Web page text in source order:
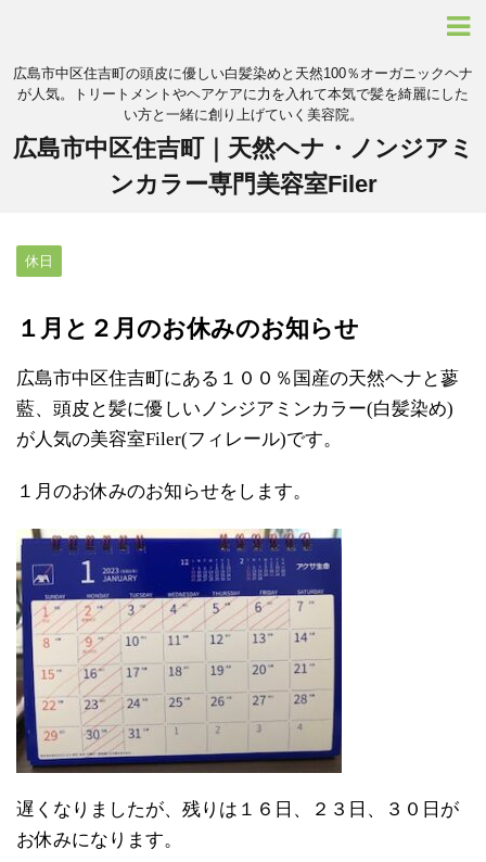
広島市中区住吉町の頭皮に優しい白髪染めと天然100％オーガニックヘナ
が人気。トリートメントやヘアケアに力を入れて本気で髪を綺麗にした
い方と一緒に創り上げていく美容院。
広島市中区住吉町｜天然ヘナ・ノンジアミ
ンカラー専門美容室Filer
休日
１月と２月のお休みのお知らせ
広島市中区住吉町にある１００％国産の天然ヘナと蓼
藍、頭皮と髪に優しいノンジアミンカラー(白髪染め)
が人気の美容室Filer(フィレール)です。
１月のお休みのお知らせをします。
遅くなりましたが、残りは１６日、２３日、３０日が
お休みになります。